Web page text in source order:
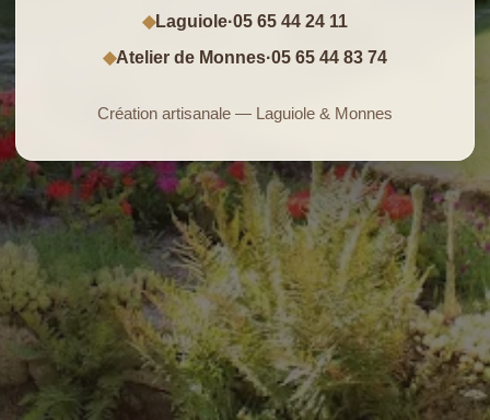
◆Laguiole·05 65 44 24 11
◆Atelier de Monnes·05 65 44 83 74
Création artisanale — Laguiole & Monnes